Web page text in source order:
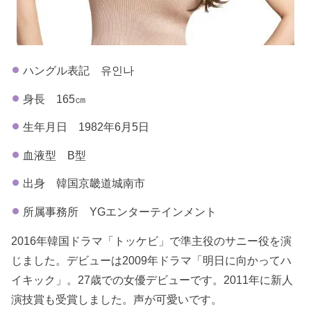
ハングル表記 유인나
身長 165㎝
生年月日 1982年6月5日
血液型 B型
出身 韓国京畿道城南市
所属事務所 YGエンターテインメント
2016年韓国ドラマ「トッケビ」で準主役のサニー役を演
じました。デビューは2009年ドラマ「明日に向かってハ
イキック」。27歳での女優デビューです。2011年に新人
演技賞も受賞しました。声が可愛いです。